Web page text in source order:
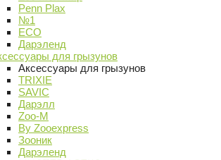
Penn Plax
№1
ECO
Дарэленд
для грызунов
Аксессуары для грызунов
TRIXIE
SAVIC
Дарэлл
Zoo-M
By Zooexpress
Зооник
Дарэленд